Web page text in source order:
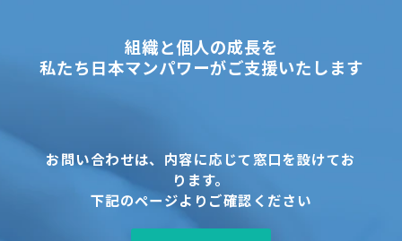
組織と個人の成長を
私たち日本マンパワーがご支援いたします
お問い合わせは、内容に応じて窓口を設けてお
ります。
下記のページよりご確認ください